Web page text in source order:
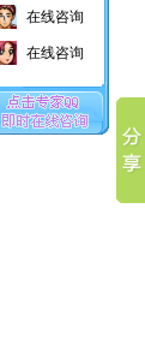
在线咨询
在线咨询